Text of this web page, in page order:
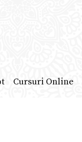
Cursuri Online